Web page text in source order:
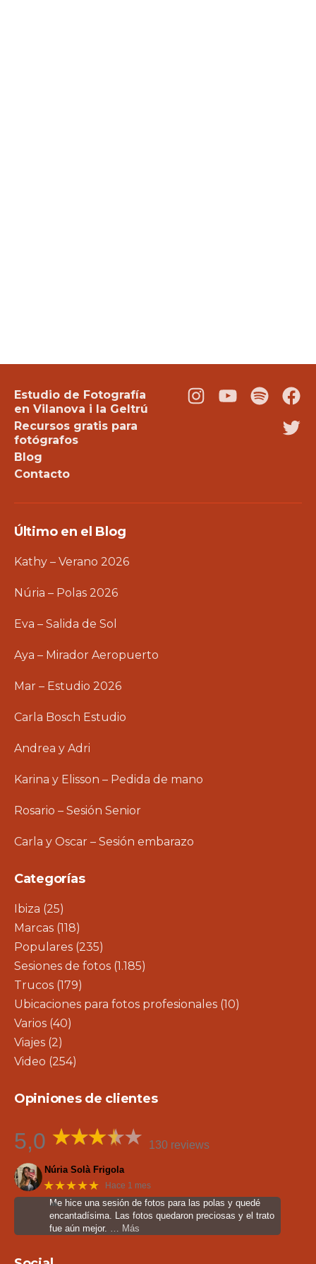
Estudio de Fotografía
en Vilanova i la Geltrú
Recursos gratis para
fotógrafos
Blog
Contacto
Instagram
YoutubePodcast
Último en el Blog
Kathy – Verano 2026
Núria – Polas 2026
Eva – Salida de Sol
Aya – Mirador Aeropuerto
Mar – Estudio 2026
Carla Bosch Estudio
Andrea y Adri
Karina y Elisson – Pedida de mano
Rosario – Sesión Senior
Carla y Oscar – Sesión embarazo
Categorías
Ibiza (25)
Marcas (118)
Populares (235)
Sesiones de fotos (1.185)
Trucos (179)
Ubicaciones para fotos profesionales (10)
Varios (40)
Viajes (2)
Video (254)
Opiniones de clientes
5,0 130 reviews
Núria Solà Frigola
★★★★★ Hace 1 mes
Me hice una sesión de fotos para las polas y quedé
encantadísima. Las fotos quedaron preciosas y el trato
fue aún mejor.
… Más